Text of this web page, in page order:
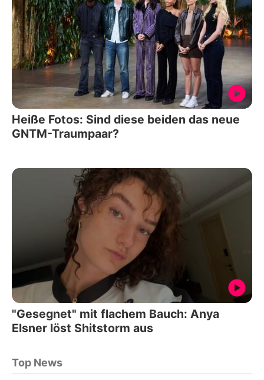
Heiße Fotos: Sind diese beiden das neue
GNTM-Traumpaar?
"Gesegnet" mit flachem Bauch: Anya
Elsner löst Shitstorm aus
Top News